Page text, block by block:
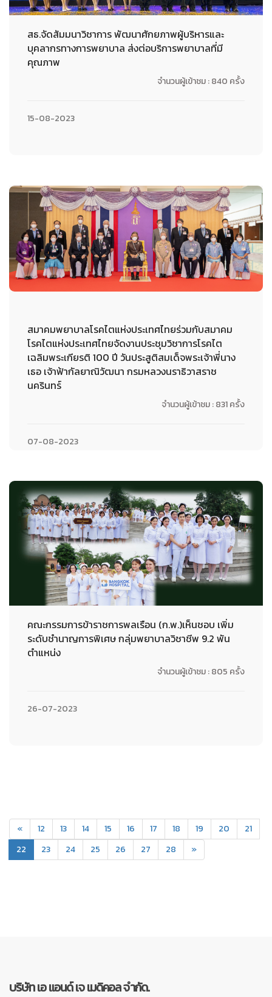
สธ.จัดสัมมนาวิชาการ พัฒนาศักยภาพผู้บริหารและ
บุคลากรทางการพยาบาล ส่งต่อบริการพยาบาลที่มี
คุณภาพ
จำนวนผู้เข้าชม : 840 ครั้ง
15-08-2023
สมาคมพยาบาลโรคไตแห่งประเทศไทยร่วมกับสมาคม
โรคไตแห่งประเทศไทยจัดงานประชุมวิชาการโรคไต
เฉลิมพระเกียรติ 100 ปี วันประสูติสมเด็จพระเจ้าพี่นาง
เธอ เจ้าฟ้ากัลยาณิวัฒนา กรมหลวงนราธิวาสราช
นครินทร์
จำนวนผู้เข้าชม : 831 ครั้ง
07-08-2023
คณะกรรมการข้าราชการพลเรือน (ก.พ.)เห็นชอบ เพิ่ม
ระดับชำนาญการพิเศษ กลุ่มพยาบาลวิชาชีพ 9.2 พัน
ตำแหน่ง
จำนวนผู้เข้าชม : 805 ครั้ง
26-07-2023
« 12 13 14 15 16 17 18 19 20
21
22 (current)
23 24 25 26 27 28 »
บริษัท เอ แอนด์ เจ เมดิคอล จำกัด.